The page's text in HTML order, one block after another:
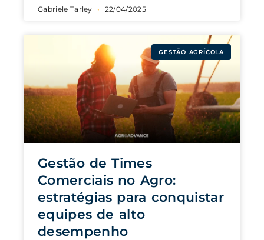
Gabriele Tarley 22/04/2025
GESTÃO AGRÍCOLA
Gestão de Times
Comerciais no Agro:
estratégias para conquistar
equipes de alto
desempenho